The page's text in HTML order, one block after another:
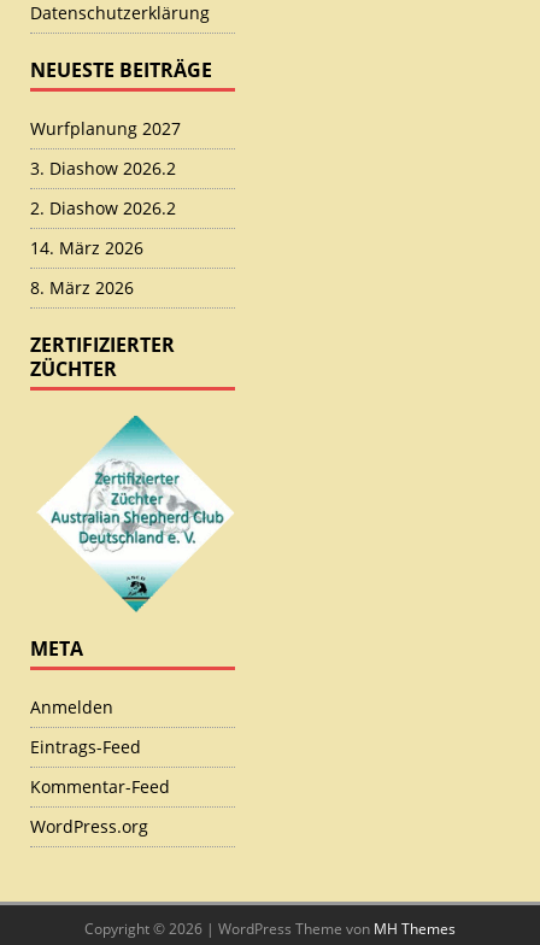
Datenschutzerklärung
NEUESTE BEITRÄGE
Wurfplanung 2027
3. Diashow 2026.2
2. Diashow 2026.2
14. März 2026
8. März 2026
ZERTIFIZIERTER
ZÜCHTER
META
Anmelden
Eintrags-Feed
Kommentar-Feed
WordPress.org
Copyright © 2026 | WordPress Theme von MH Themes